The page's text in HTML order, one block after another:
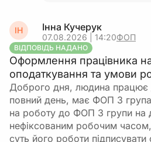
ІН Інна Кучерук
07.08.2026 | 14:20ФОП
ВІДПОВІДЬ НАДАНО
Оформлення працівника
оподаткування та умови
Доброго дня, людина
повний день, має ФОП 3
на роботу до ФОП 3 групи на
нефіксованим робочим
суть його роботи підписувати